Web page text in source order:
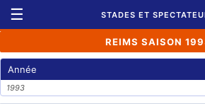
☰ STADES ET
REIMS SAISON
Année
1993